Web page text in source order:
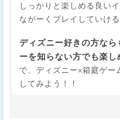
しっかりと楽しめる良い
ながーくプレイしていける
ディズニー好きの方な
ーを知らない方でも楽し
で、ディズニー×箱庭ゲー
してみよう！！